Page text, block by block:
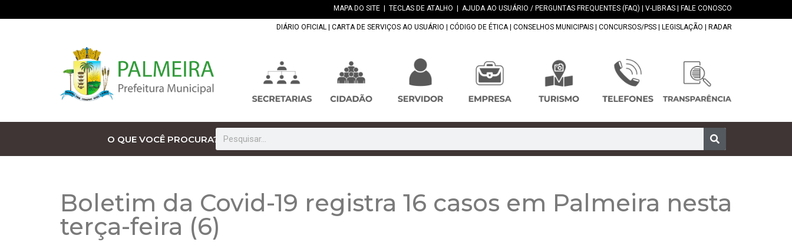
MAPA DO SITE TECLAS DE ATALHO AJUDA AO USUÁRIO / PERGUNTAS FREQUENTES (FAQ) V-LIBRAS FALE CONOSCO
DIÁRIO OFICIAL CARTA DE SERVIÇOS AO USUÁRIO CÓDIGO DE ÉTICA| CONSELHOS MUNICIPAIS CONCURSOS/PSS LEGISLAÇÃO RADAR
O QUE VOCÊ PROCURA?
Boletim da Covid-19 registra 16 casos em Palmeira nesta
terça-feira (6)